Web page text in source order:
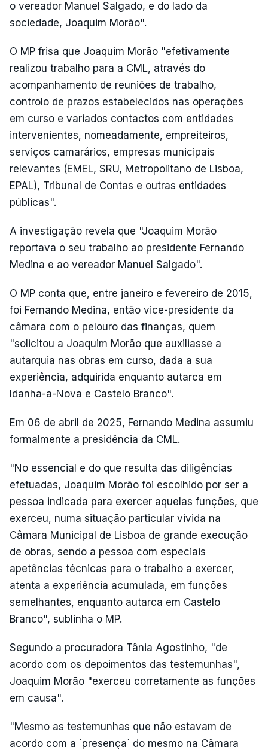
o vereador Manuel Salgado, e do lado da
sociedade, Joaquim Morão".
O MP frisa que Joaquim Morão "efetivamente
realizou trabalho para a CML, através do
acompanhamento de reuniões de trabalho,
controlo de prazos estabelecidos nas operações
em curso e variados contactos com entidades
intervenientes, nomeadamente, empreiteiros,
serviços camarários, empresas municipais
relevantes (EMEL, SRU, Metropolitano de Lisboa,
EPAL), Tribunal de Contas e outras entidades
públicas".
A investigação revela que "Joaquim Morão
reportava o seu trabalho ao presidente Fernando
Medina e ao vereador Manuel Salgado".
O MP conta que, entre janeiro e fevereiro de 2015,
foi Fernando Medina, então vice-presidente da
câmara com o pelouro das finanças, quem
"solicitou a Joaquim Morão que auxiliasse a
autarquia nas obras em curso, dada a sua
experiência, adquirida enquanto autarca em
Idanha-a-Nova e Castelo Branco".
Em 06 de abril de 2025, Fernando Medina assumiu
formalmente a presidência da CML.
"No essencial e do que resulta das diligências
efetuadas, Joaquim Morão foi escolhido por ser a
pessoa indicada para exercer aquelas funções, que
exerceu, numa situação particular vivida na
Câmara Municipal de Lisboa de grande execução
de obras, sendo a pessoa com especiais
apetências técnicas para o trabalho a exercer,
atenta a experiência acumulada, em funções
semelhantes, enquanto autarca em Castelo
Branco", sublinha o MP.
Segundo a procuradora Tânia Agostinho, "de
acordo com os depoimentos das testemunhas",
Joaquim Morão "exerceu corretamente as funções
em causa".
"Mesmo as testemunhas que não estavam de
acordo com a `presença` do mesmo na Câmara